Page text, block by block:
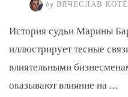
by ВЯЧЕСЛАВ
История судьи Марины
иллюстрирует тесные
влиятельными
оказывают влияние на …